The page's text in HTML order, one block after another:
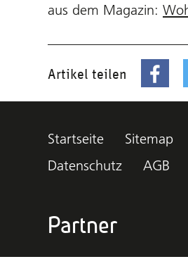
aus dem Magazin:
Artikel teilen
Startseite Sitemap
Datenschutz
AGB
Partner